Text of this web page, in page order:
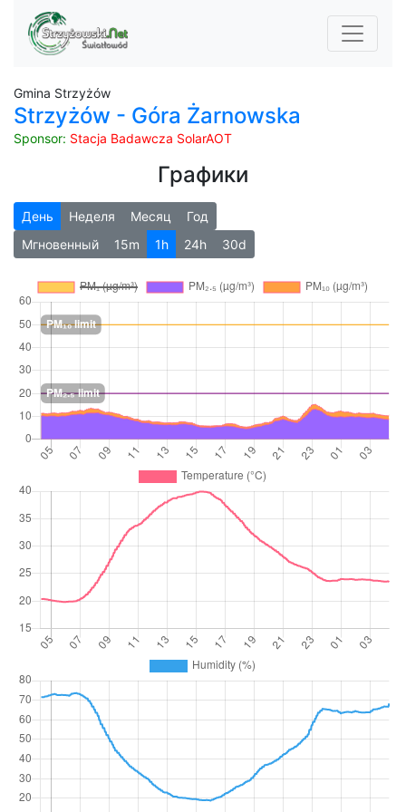
Gmina Strzyżów
Strzyżów - Góra Żarnowska
Sponsor: Stacja Badawcza SolarAOT
Графики
День Неделя Месяц
Год
Мгновенный
15m 1h 24h 30d